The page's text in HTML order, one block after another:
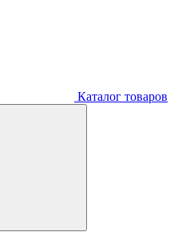
Каталог товаров